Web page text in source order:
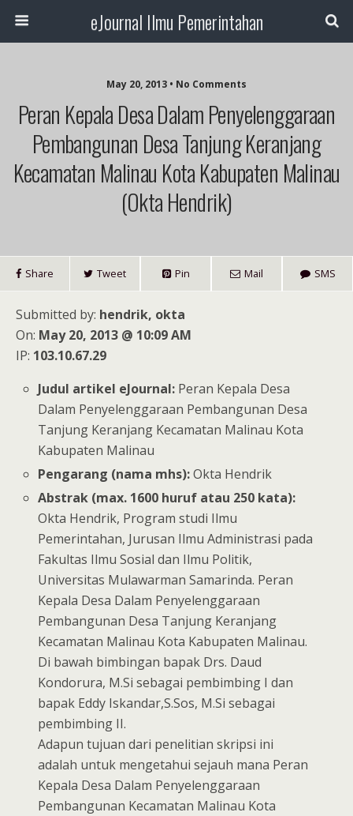
eJournal Ilmu Pemerintahan
May 20, 2013 • No Comments
Peran Kepala Desa Dalam Penyelenggaraan
Pembangunan Desa Tanjung Keranjang
Kecamatan Malinau Kota Kabupaten Malinau
(Okta Hendrik)
Share Tweet Pin Mail SMS
Submitted by: hendrik, okta
On: May 20, 2013 @ 10:09 AM
IP: 103.10.67.29
Judul artikel eJournal: Peran Kepala Desa
Dalam Penyelenggaraan Pembangunan Desa
Tanjung Keranjang Kecamatan Malinau Kota
Kabupaten Malinau
Pengarang (nama mhs):Okta Hendrik
Abstrak (max. 1600 huruf atau 250 kata):
Okta Hendrik, Program studi Ilmu
Pemerintahan, Jurusan Ilmu Administrasi pada
Fakultas Ilmu Sosial dan Ilmu Politik,
Universitas Mulawarman Samarinda. Peran
Kepala Desa Dalam Penyelenggaraan
Pembangunan Desa Tanjung Keranjang
Kecamatan Malinau Kota Kabupaten Malinau.
Di bawah bimbingan bapak Drs. Daud
Kondorura, M.Si sebagai pembimbing I dan
bapak Eddy Iskandar,S.Sos, M.Si sebagai
pembimbing II.
Adapun tujuan dari penelitian skripsi ini
adalah untuk mengetahui sejauh mana Peran
Kepala Desa Dalam Penyelenggaraan
Pembangunan Kecamatan Malinau Kota